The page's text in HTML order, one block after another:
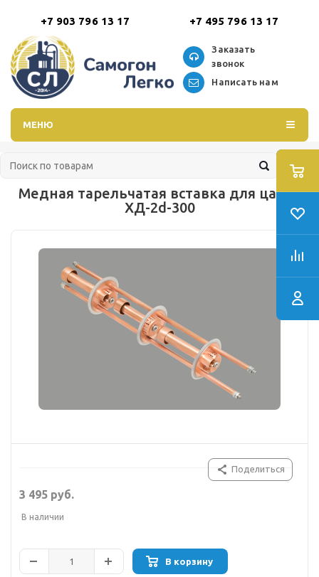
+7 903 796 13 17 +7 495 796 13 17
Заказать
звонок
Написать нам
МЕНЮ
Медная тарельчатая вставка для царги
ХД-2d-300
Поделиться
3 495 руб.
В наличии
В корзину